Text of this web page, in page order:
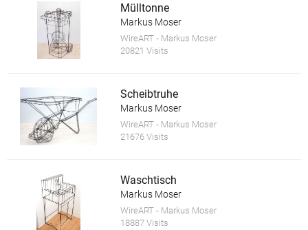
Mülltonne
Markus Moser
WireART - Markus Moser
20821 Visits
Scheibtruhe
Markus Moser
WireART - Markus Moser
21676 Visits
Waschtisch
Markus Moser
WireART - Markus Moser
18887 Visits